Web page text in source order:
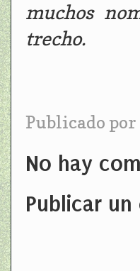
muchos
trecho.
Publicado por
No hay
Publicar